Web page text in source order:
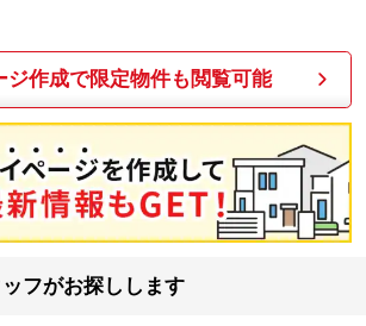
ジ作成で限定物件も閲覧可能
フがお探しします